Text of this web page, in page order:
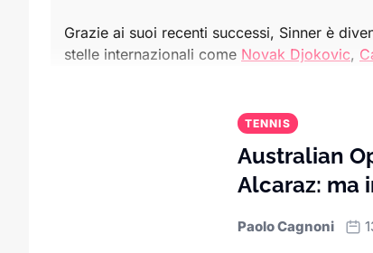
Grazie ai suoi recenti successi, Sinner è
stelle internazionali come Novak Djokovic,
In questa sezione trovi anche tutte le
. Gli appassionati
che infiammano il
Sport.it offre una copertura completa per
TENNIS
Australian
Alcaraz: ma
Paolo Cagnoni